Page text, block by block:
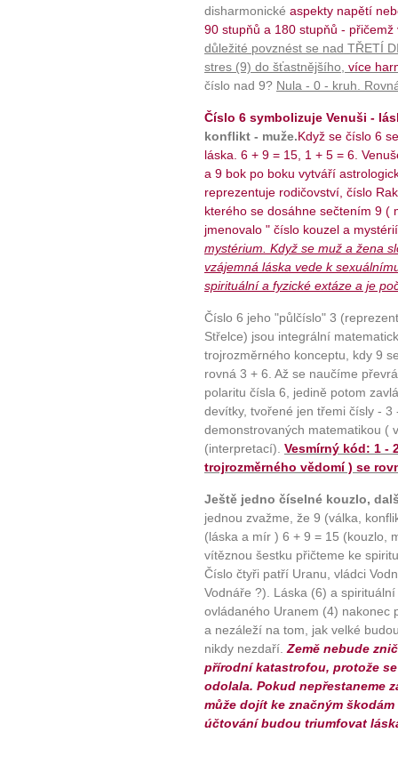
10 tipů
...
Máte pocit, že jste unaveni
Jak mít více energie
Jak vnést do života
Jak být šťastnější
disharmonické aspekty napětí
90 stupňů a 180 stupňů -
důležité povznést se nad TŘETÍ
stres (9) do šťastnějšího, více
číslo nad 9? Nula - 0 - kruh.
Číslo 6 symbolizuje Venuši -
konflikt - muže.Když se číslo 6
láska. 6 + 9 = 15, 1 + 5 = 6.
a 9 bok po boku vytváří
reprezentuje rodičovství, číslo
kterého se dosáhne sečtením 9 (
jmenovalo " číslo kouzel a
mystérium. Když se muž a žena
vzájemná láska vede k
spirituální a fyzické extáze a je
Číslo 6 jeho "půlčíslo" 3
Střelce) jsou integrální
trojrozměrného konceptu, kdy 9
rovná 3 + 6. Až se naučíme
polaritu čísla 6, jedině potom
devítky, tvořené jen třemi čísly -
demonstrovaných matematikou (
(interpretací). Vesmírný kód: 1 -
trojrozměrného vědomí ) se
Ještě jedno číselné kouzlo,
jednou zvažme, že 9 (válka,
(láska a mír ) 6 + 9 = 15 (kouzlo,
vítěznou šestku přičteme ke
Číslo čtyři patří Uranu, vládci
Vodnáře ?). Láska (6) a
ovládaného Uranem (4) nakonec
a nezáleží na tom, jak velké
nikdy nezdaří. Země nebude
přírodní katastrofou, protože
odolala. Pokud nepřestaneme
může dojít ke značným
účtování budou triumfovat